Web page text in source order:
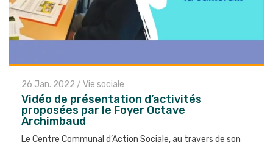
26 Jan. 2022 / Vie sociale
Vidéo de présentation d’activités
proposées par le Foyer Octave
Archimbaud
Le Centre Communal d’Action Sociale, au travers de son